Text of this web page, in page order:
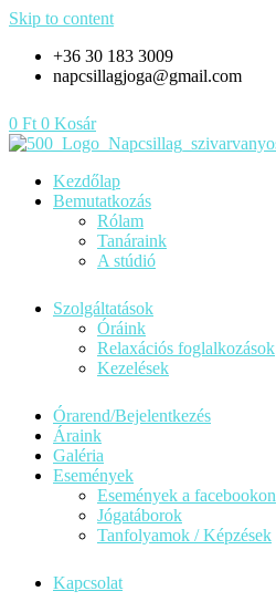
Skip to content
+36 30 183 3009
napcsillagjoga@gmail.com
0 Ft 0 Kosár
Kezdőlap
Bemutatkozás
Rólam
Tanáraink
A stúdió
Szolgáltatások
Óráink
Relaxációs foglalkozások
Kezelések
Órarend/Bejelentkezés
Áraink
Galéria
Események
Események a facebookon
Jógatáborok
Tanfolyamok / Képzések
Kapcsolat